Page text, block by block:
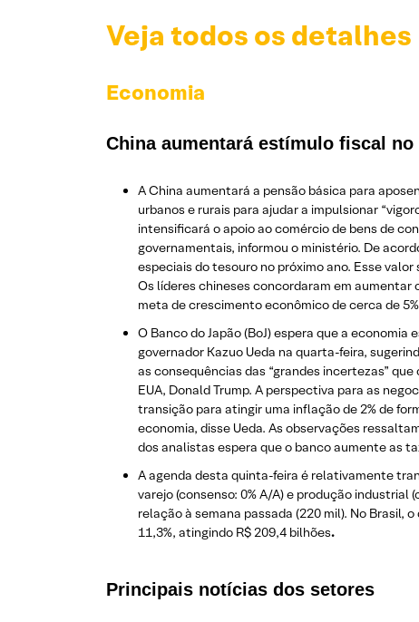
Veja todos os detalhes
Economia
China aumentará estímulo fiscal
A China aumentará a pensão básica para
urbanos e rurais para ajudar a impulsionar
intensificará o apoio ao comércio de bens de
governamentais, informou o ministério. De
especiais do tesouro no próximo ano. Esse
Os líderes chineses concordaram em
meta de crescimento econômico de cerca de
O Banco do Japão (BoJ) espera que a
governador Kazuo Ueda na quarta-feira,
as consequências das “grandes incertezas”
EUA, Donald Trump. A perspectiva para as
transição para atingir uma inflação de 2% de
economia, disse Ueda. As observações
dos analistas espera que o banco aumente as
A agenda desta quinta-feira é relativamente
varejo (consenso: 0% A/A) e produção industrial
relação à semana passada (220 mil). No Brasil,
11,3%, atingindo R$ 209,4 bilhões.
Principais notícias dos setores